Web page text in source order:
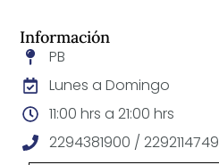
Información
PB
Lunes a Domingo
11:00 hrs a 21:00 hrs
2294381900 / 2292114749